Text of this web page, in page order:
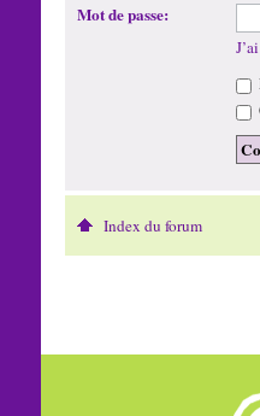
Mot de passe:
Index du forum